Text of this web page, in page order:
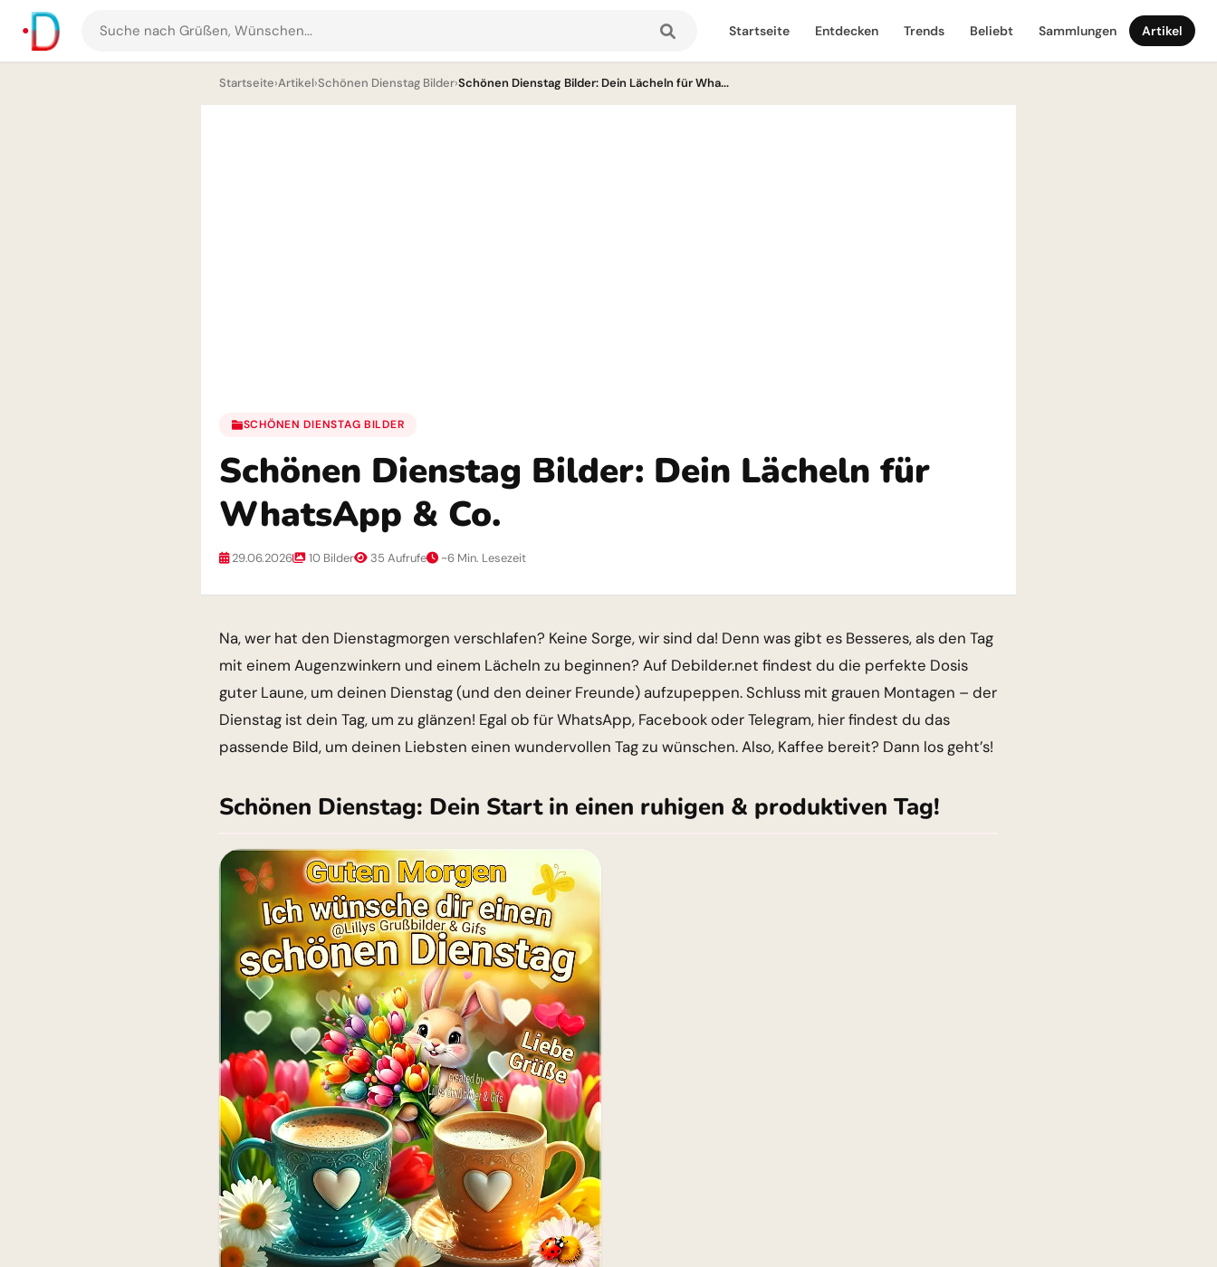
Suche
nach
Startseite Entdecken Trends Beliebt Sammlungen Artikel
Startseite›Artikel›Schönen Dienstag Bilder›Schönen Dienstag Bilder: Dein Lächeln für Wha...
SCHÖNEN DIENSTAG BILDER
Schönen Dienstag Bilder: Dein Lächeln für
WhatsApp & Co.
29.06.2026 10 Bilder 35 Aufrufe ~6 Min. Lesezeit
Na, wer hat den Dienstagmorgen verschlafen? Keine Sorge, wir sind da! Denn was gibt es Besseres, als den Tag
mit einem Augenzwinkern und einem Lächeln zu beginnen? Auf Debilder.net findest du die perfekte Dosis
guter Laune, um deinen Dienstag (und den deiner Freunde) aufzupeppen. Schluss mit grauen Montagen – der
Dienstag ist dein Tag, um zu glänzen! Egal ob für WhatsApp, Facebook oder Telegram, hier findest du das
passende Bild, um deinen Liebsten einen wundervollen Tag zu wünschen. Also, Kaffee bereit? Dann los geht’s!
Schönen Dienstag: Dein Start in einen ruhigen & produktiven Tag!